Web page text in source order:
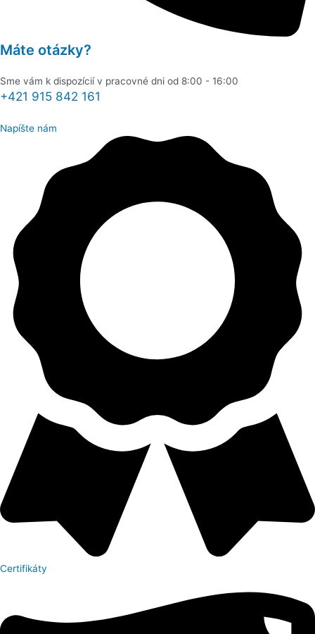
Máte otázky?
Sme vám k dispozícií v pracovné dni od 8:00 - 16:00
+421 915 842 161
Napíšte nám
Certifikáty